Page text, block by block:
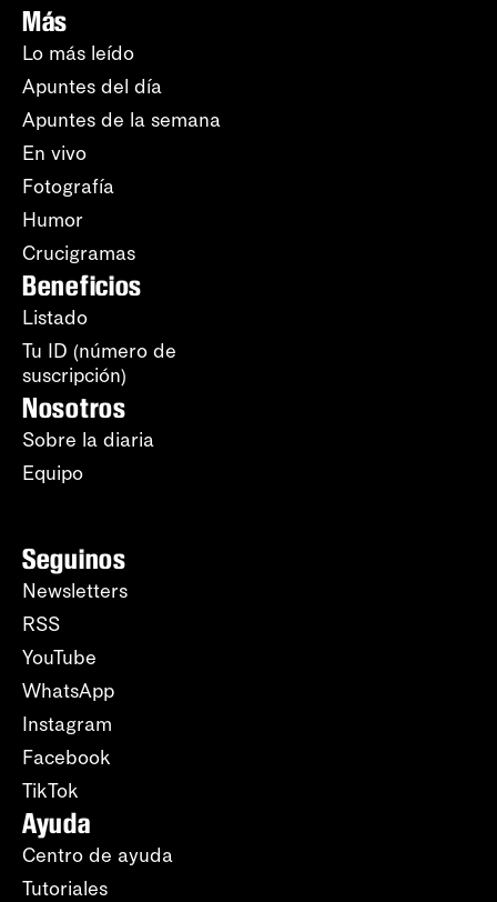
Más
Lo más leído
Apuntes del día
Apuntes de la semana
En vivo
Fotografía
Humor
Crucigramas
Beneficios
Listado
Tu ID (número de
suscripción)
Nosotros
Sobre la diaria
Equipo
Seguinos
Newsletters
RSS
YouTube
WhatsApp
Instagram
Facebook
TikTok
Ayuda
Centro de ayuda
Tutoriales